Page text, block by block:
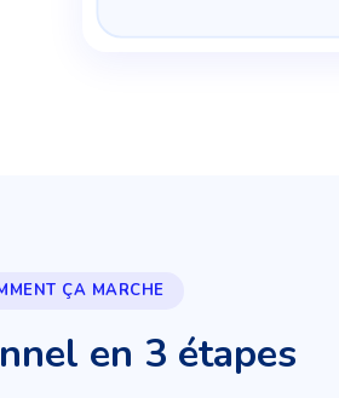
ÇA MARCHE
en 3 étapes